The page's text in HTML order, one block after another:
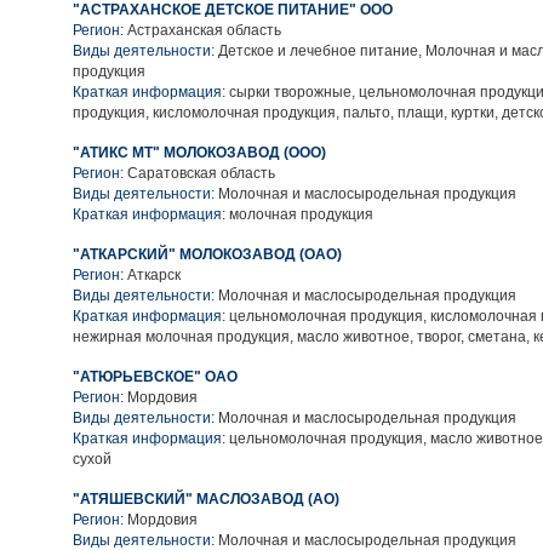
"АСТРАХАНСКОЕ ДЕТСКОЕ ПИТАНИЕ" ООО
Регион: Астраханская область
Виды деятельности: Детское и лечебное питание, Молочная и
продукция
Краткая информация: сырки творожные, цельномолочная
продукция, кисломолочная продукция, пальто, плащи, куртки,
"АТИКС МТ" МОЛОКОЗАВОД (ООО)
Регион: Саратовская область
Виды деятельности: Молочная и маслосыродельная продукция
Краткая информация: молочная продукция
"АТКАРСКИЙ" МОЛОКОЗАВОД (ОАО)
Регион: Аткарск
Виды деятельности: Молочная и маслосыродельная продукция
Краткая информация: цельномолочная продукция, кисломолочная
нежирная молочная продукция, масло животное, творог, сметана,
"АТЮРЬЕВСКОЕ" ОАО
Регион: Мордовия
Виды деятельности: Молочная и маслосыродельная продукция
Краткая информация: цельномолочная продукция, масло
сухой
"АТЯШЕВСКИЙ" МАСЛОЗАВОД (АО)
Регион: Мордовия
Виды деятельности: Молочная и маслосыродельная продукция